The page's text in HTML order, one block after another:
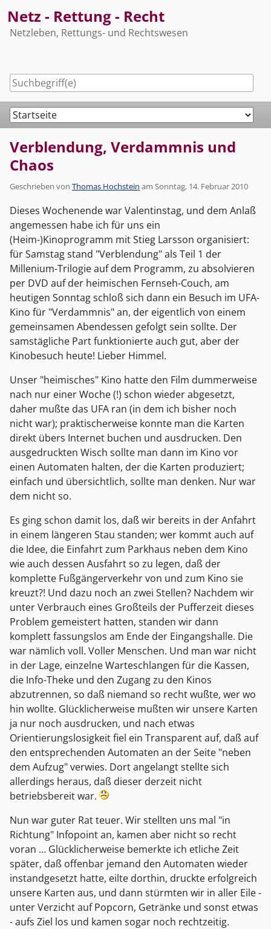
to
content
Netz - Rettung - Recht
Netzleben, Rettungs- und Rechtswesen
Navigation
Verblendung, Verdammnis und
Chaos
Geschrieben von Thomas Hochstein am Sonntag, 14. Februar 2010
Dieses Wochenende war Valentinstag, und dem Anlaß
angemessen habe ich für uns ein
(Heim-)Kinoprogramm mit Stieg Larsson organisiert:
für Samstag stand "Verblendung" als Teil 1 der
Millenium-Trilogie auf dem Programm, zu absolvieren
per DVD auf der heimischen Fernseh-Couch, am
heutigen Sonntag schloß sich dann ein Besuch im UFA-
Kino für "Verdammnis" an, der eigentlich von einem
gemeinsamen Abendessen gefolgt sein sollte. Der
samstägliche Part funktionierte auch gut, aber der
Kinobesuch heute! Lieber Himmel.
Unser "heimisches" Kino hatte den Film dummerweise
nach nur einer Woche (!) schon wieder abgesetzt,
daher mußte das UFA ran (in dem ich bisher noch
nicht war); praktischerweise konnte man die Karten
direkt übers Internet buchen und ausdrucken. Den
ausgedruckten Wisch sollte man dann im Kino vor
einen Automaten halten, der die Karten produziert;
einfach und übersichtlich, sollte man denken. Nur war
dem nicht so.
Es ging schon damit los, daß wir bereits in der Anfahrt
in einem längeren Stau standen; wer kommt auch auf
die Idee, die Einfahrt zum Parkhaus neben dem Kino
wie auch dessen Ausfahrt so zu legen, daß der
komplette Fußgängerverkehr von und zum Kino sie
kreuzt?! Und dazu noch an zwei Stellen? Nachdem wir
unter Verbrauch eines Großteils der Pufferzeit dieses
Problem gemeistert hatten, standen wir dann
komplett fassungslos am Ende der Eingangshalle. Die
war nämlich voll. Voller Menschen. Und man war nicht
in der Lage, einzelne Warteschlangen für die Kassen,
die Info-Theke und den Zugang zu den Kinos
abzutrennen, so daß niemand so recht wußte, wer wo
hin wollte. Glücklicherweise mußten wir unsere Karten
ja nur noch ausdrucken, und nach etwas
Orientierungslosigkeit fiel ein Transparent auf, daß auf
den entsprechenden Automaten an der Seite "neben
dem Aufzug" verwies. Dort angelangt stellte sich
allerdings heraus, daß dieser derzeit nicht
betriebsbereit war.
Nun war guter Rat teuer. Wir stellten uns mal "in
Richtung" Infopoint an, kamen aber nicht so recht
voran … Glücklicherweise bemerkte ich etliche Zeit
später, daß offenbar jemand den Automaten wieder
instandgesetzt hatte, eilte dorthin, druckte erfolgreich
unsere Karten aus, und dann stürmten wir in aller Eile -
unter Verzicht auf Popcorn, Getränke und sonst etwas
- aufs Ziel los und kamen sogar noch rechtzeitig.